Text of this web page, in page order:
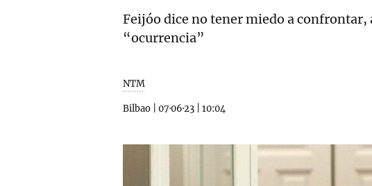
Feijóo dice no tener miedo a confrontar,
“ocurrencia”
NTM
Bilbao 07·06·23 10:04